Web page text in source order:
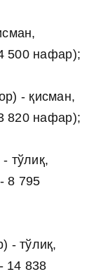
500 нафар);
- қисман,
820 нафар);
тўлиқ,
8 795
- тўлиқ,
14 838